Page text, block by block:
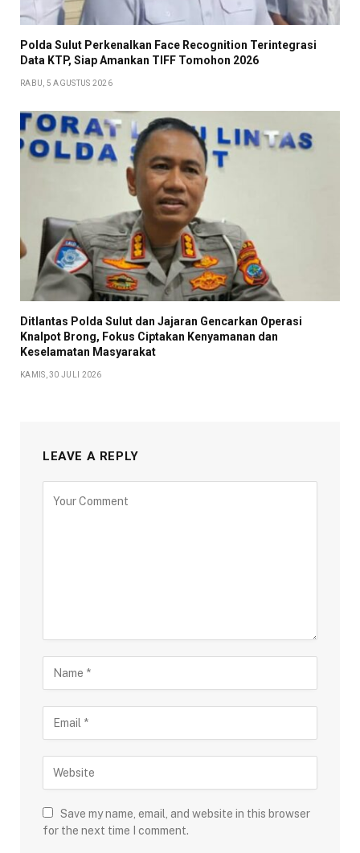
Polda Sulut Perkenalkan Face Recognition Terintegrasi
Data KTP, Siap Amankan TIFF Tomohon 2026
RABU, 5 AGUSTUS 2026
Ditlantas Polda Sulut dan Jajaran Gencarkan Operasi
Knalpot Brong, Fokus Ciptakan Kenyamanan dan
Keselamatan Masyarakat
KAMIS, 30 JULI 2026
LEAVE A REPLY
Save my name, email, and website in this browser
for the next time I comment.